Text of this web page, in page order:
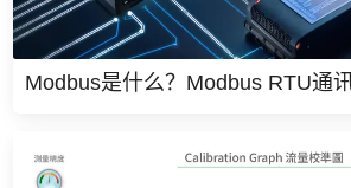
Modbus是什么？Modbus RTU通